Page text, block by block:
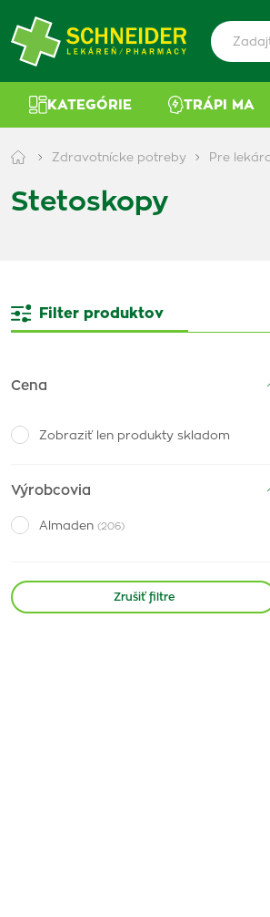
KATEGÓRIE TRÁPI MA
Zdravotnícke potreby Pre
Stetoskopy
Filter produktov
Cena
Zobraziť len produkty skladom
Výrobcovia
Almaden (206)
Zrušiť filtre